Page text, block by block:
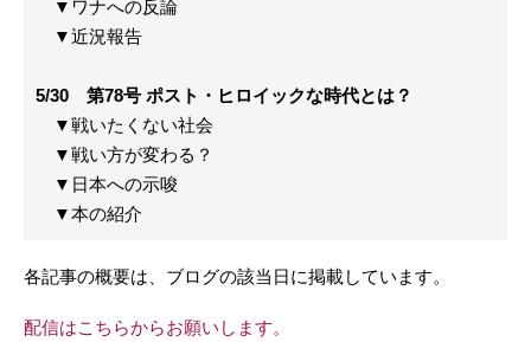
▼ワナへの反論
▼近況報告
5/30 第78号 ポスト・ヒロイックな時代とは？
▼戦いたくない社会
▼戦い方が変わる？
▼日本への示唆
▼本の紹介
各記事の概要は、ブログの該当日に掲載しています。
配信はこちらからお願いします。